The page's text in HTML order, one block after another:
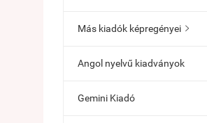
Más kiadók képregényei 
Angol nyelvű kiadványok
Gemini Kiadó